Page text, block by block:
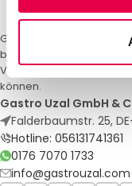
Gastro Uzal – Ihr
bieten
Veranstaltungen.
können.
Gastro Uzal GmbH &
Falderbaumstr. 25,
Hotline: 056131741361
0176 7070 1733
info@gastrouzal.com